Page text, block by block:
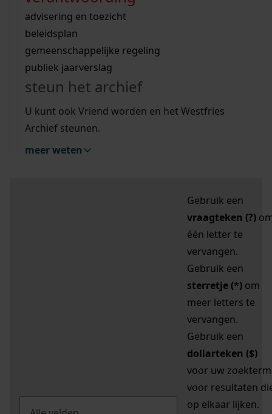
bouwvergunningen
omgevingsvergunningen
vergunningen
beeld en geluid
uitleg nodig?
Wij helpen u op weg met een aantal zoektips.
bekijk alle zoektips
Wij helpen u op weg met een aantal zoektips.
bekijk alle zoektips
bekijk ons geschiedenislokaal
advisering en toezicht
beleidsplan
gemeenschappelijke regeling
publiek jaarverslag
steun het archief
U kunt ook Vriend worden en het Westfries
Archief steunen.
meer weten
zoektips
Mijn Studiezaal (inloggen)
uw zoekopdracht te
Gebruik een
vraagteken (?)
één letter te
vervangen.
Gebruik een
sterretje (*) om
meer letters te
vervangen.
Gebruik een
dollarteken ($)
voor uw zoekterm
voor resultaten
op elkaar lijken.